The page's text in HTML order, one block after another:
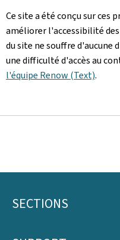
Ce site a été conçu sur ces
améliorer l'accessibilité
du site ne souffre d'aucune
une difficulté d'accès au
l'équipe Renow (Text).
Footer
SECTIONS